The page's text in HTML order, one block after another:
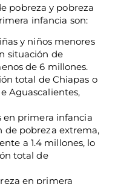
pobreza y pobreza
infancia son:
y niños menores
situación de
de 6 millones.
total de Chiapas o
Aguascalientes,
en primera infancia
de pobreza extrema,
a 1.4 millones, lo
total de
en primera